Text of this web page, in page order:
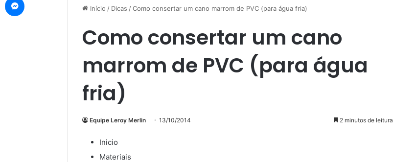
Início / Dicas /Como consertar um cano marrom de PVC (para água fria)
Como consertar um cano
marrom de PVC (para água
fria)
Equipe Leroy Merlin 13/10/2014 2 minutos de leitura
Inicio
Materiais